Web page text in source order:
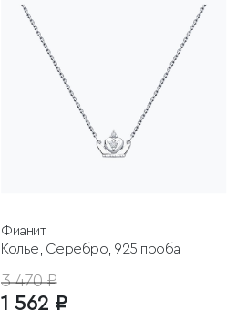
Фианит
Колье, Серебро, 925 проба
3 470 ₽
1 562 ₽